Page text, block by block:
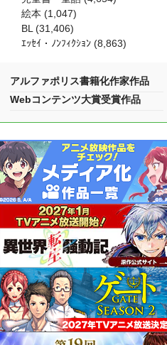
絵本 (1,047)
BL (31,406)
ｴｯｾｲ・ﾉﾝﾌｨｸｼｮﾝ (8,863)
アルファポリス書籍化作家作品
Webコンテンツ大賞受賞作品